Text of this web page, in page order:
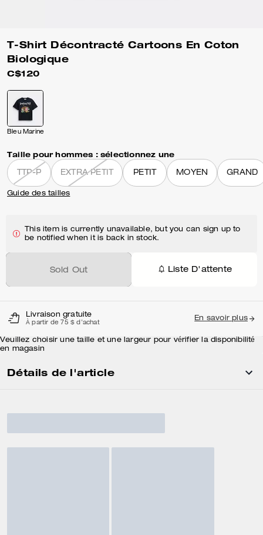
T-Shirt Décontracté Cartoons En Coton
Biologique
C$120
Bleu Marine
Taille pour hommes : sélectionnez une
TTP-P EXTRA PETIT PETIT MOYEN GRAND
Guide des tailles
This item is currently unavailable, but you can sign up to
be notified when it is back in stock.
Sold Out Liste D'attente
Livraison gratuite
À partir de 75 $ d'achat
En savoir plus
Veuillez choisir une taille et une largeur pour vérifier la disponibilité
en magasin
Détails de l'article